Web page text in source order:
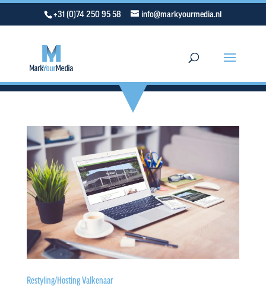
+31 (0)74 250 95 58 info@markyourmedia.nl
Restyling/Hosting Valkenaar